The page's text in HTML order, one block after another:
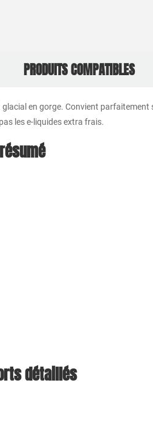
PRODUITS COMPATIBLES
en gorge. Convient parfaitement
les e-liquides extra frais.
résumé
détaillés